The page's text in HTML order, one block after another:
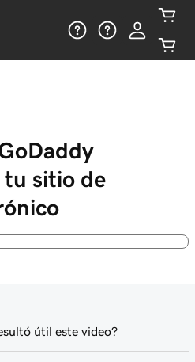
tu sitio de
útil este video?